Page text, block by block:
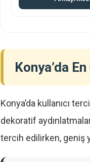
Konya’da
Konya’da kullanıcı
dekoratif
tercih edilirken, geniş